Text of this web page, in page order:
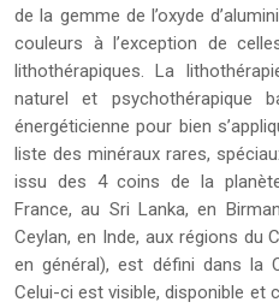
de la gemme de l’oxyde
couleurs à l’exception de
lithothérapiques. La
naturel et psychothérapique
énergéticienne pour bien
liste des minéraux rares,
issu des 4 coins de la
France, au Sri Lanka, en
Ceylan, en Inde, aux régions du
en général), est défini dans la
Celui-ci est visible, disponible et